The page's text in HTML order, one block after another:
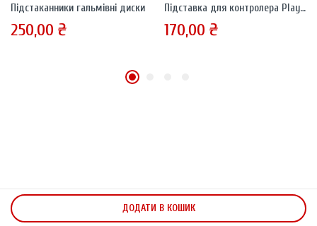
ДОДАТИ В КОШИК
Підстаканники гальмівні диски
250,00 ₴
Підставка для контролера PlayStation 4 та 5
170,00 ₴